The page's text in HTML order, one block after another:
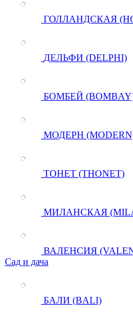
ГОЛЛАНДСКАЯ
ДЕЛЬФИ (DELPHI)
БОМБЕЙ
МОДЕРН
ТОНЕТ (THONET)
МИЛАНСКАЯ
ВАЛЕНСИЯ
Сад и дача
БАЛИ (BALI)